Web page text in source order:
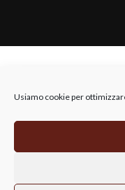
Usiamo cookie per